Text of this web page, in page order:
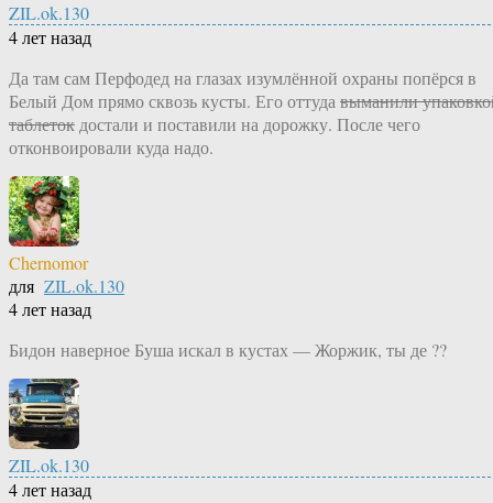
ZIL.ok.130
4 лет назад
Да там сам Перфодед на глазах изумлённой охраны попёрся в
Белый Дом прямо сквозь кусты. Его оттудавыманили
таблетокдостали и поставили на дорожку. После чего
отконвоировали куда надо.
Chernomor
для ZIL.ok.130
4 лет назад
Бидон наверное Буша искал в кустах — Жоржик, ты де ??
ZIL.ok.130
4 лет назад